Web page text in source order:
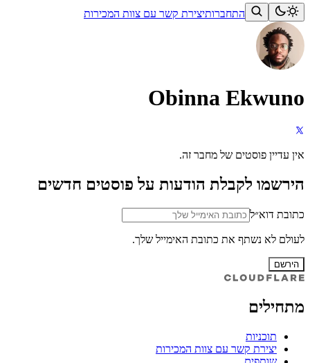
התחברותיצירת קשר עם צוות המכירות
Obinna Ekwuno
אין עדיין פוסטים של מחבר זה.
הירשמו לקבלת הודעות על פוסטים חדשים
כתובת דוא״ל
לעולם לא נשתף את כתובת האימייל שלך.
הירשם
מתחילים
תוכניות
יצירת קשר עם צוות המכירות